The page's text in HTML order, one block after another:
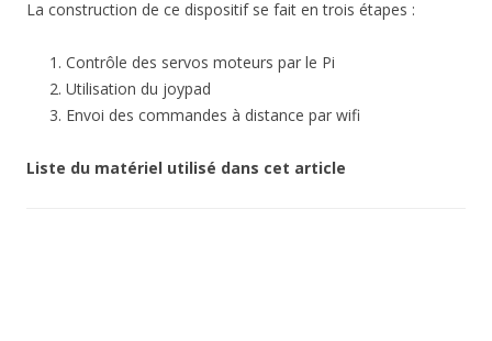
La construction de ce dispositif se fait en trois étapes :
Contrôle des servos moteurs par le Pi
Utilisation du joypad
Envoi des commandes à distance par wifi
Liste du matériel utilisé dans cet article